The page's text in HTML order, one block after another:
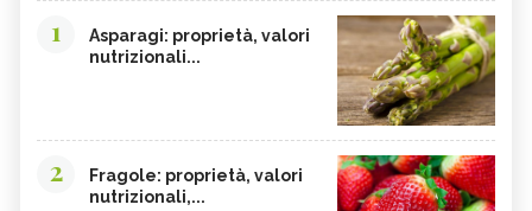
1
Asparagi: proprietà, valori
nutrizionali...
2
Fragole: proprietà, valori
nutrizionali,...